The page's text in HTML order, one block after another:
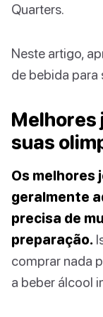
Quarters.
Neste artigo,
de bebida para
Melhores
suas
Os melhores
geralmente
precisa de
preparação.
comprar nada
a beber álcool